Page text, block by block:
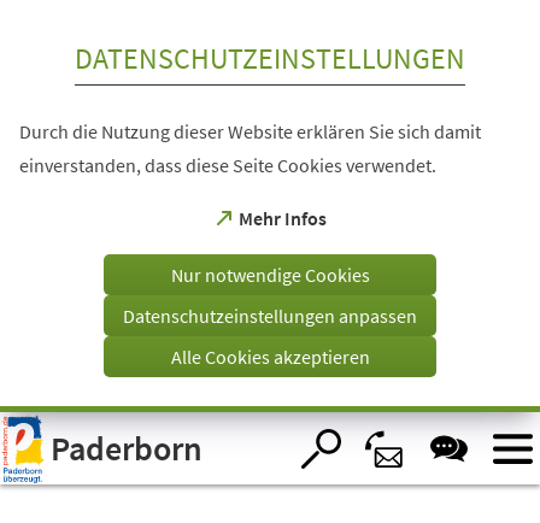
Visuelle
Assistenzsoftware
öffnen.
DATENSCHUTZEINSTELLUNGEN
Durch die Nutzung dieser Website erklären Sie sich damit
einverstanden, dass diese Seite Cookies verwendet.
Mehr Infos
(Öffnet
einem
Tab)
Nur notwendige Cookies
Datenschutzeinstellungen anpassen
Alle Cookies akzeptieren
Paderborn